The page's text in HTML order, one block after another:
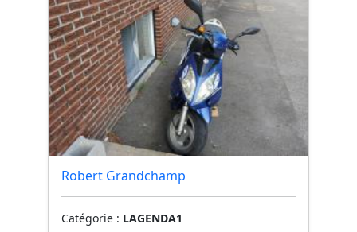
Robert Grandchamp
Catégorie : LAGENDA1